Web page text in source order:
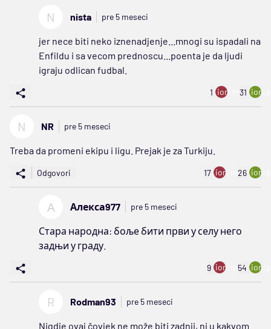
N nista pre 5 meseci
jer nece biti neko iznenadjenje...mnogi su ispadali na
Enfildu i sa vecom prednoscu...poenta je da ljudi
igraju odlican fudbal.
1 ion:minus
31
N NR pre 5 meseci
Treba da promeni ekipu i ligu. Prejak je za Turkiju.
Odgovori 17 ion:minus
26
А Алекса977 pre 5 meseci
Стара народна: боље бити први у селу него
задњи у граду.
9 ion:minus
54
R Rodman93 pre 5 meseci
Nigdje ovaj čovjek ne može biti zadnji, ni u kakvom